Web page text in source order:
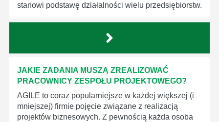
stanowi podstawę działalności wielu przedsiębiorstw.
JAKIE ZADANIA MUSZĄ ZREALIZOWAĆ
PRACOWNICY ZESPOŁU PROJEKTOWEGO?
AGILE to coraz popularniejsze w każdej większej (i
mniejszej) firmie pojęcie związane z realizacją
projektów biznesowych. Z pewnością każda osoba